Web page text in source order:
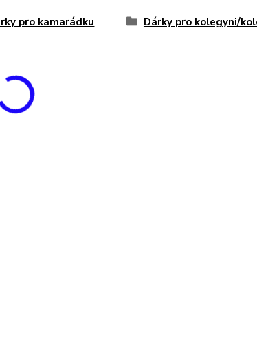
pro kamarádku Dárky pro kolegyni/